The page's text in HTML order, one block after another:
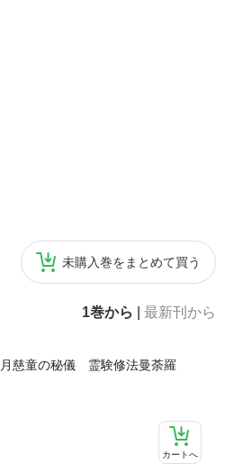
未購入巻をまとめて買う
1巻から 最新刊から
慈童の秘儀 霊験修法曼荼羅
カートへ